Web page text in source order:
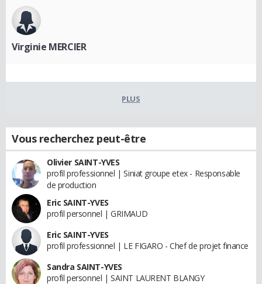
Virginie MERCIER
PLUS
Vous recherchez peut-être
Olivier SAINT-YVES
profil professionnel | Siniat groupe etex - Responsable
de production
Eric SAINT-YVES
profil personnel | GRIMAUD
Eric SAINT-YVES
profil professionnel | LE FIGARO - Chef de projet finance
Sandra SAINT-YVES
profil personnel | SAINT LAURENT BLANGY